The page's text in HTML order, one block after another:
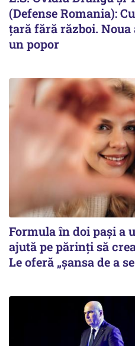
(Defense Romania):
țară fără război.
un popor
Formula în doi pași a
ajută pe părinți să
Le oferă „șansa de a